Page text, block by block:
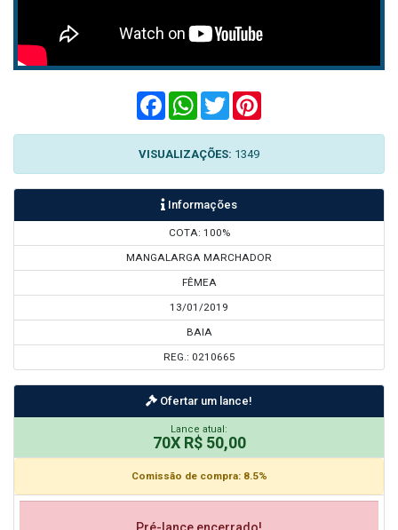
FacebookWhatsApp
Twitter
VISUALIZAÇÕES: 1349
Informações
COTA: 100%
MANGALARGA MARCHADOR
FÊMEA
13/01/2019
BAIA
REG.: 0210665
Ofertar um lance!
Lance atual:
70X R$ 50,00
Comissão de compra: 8.5%